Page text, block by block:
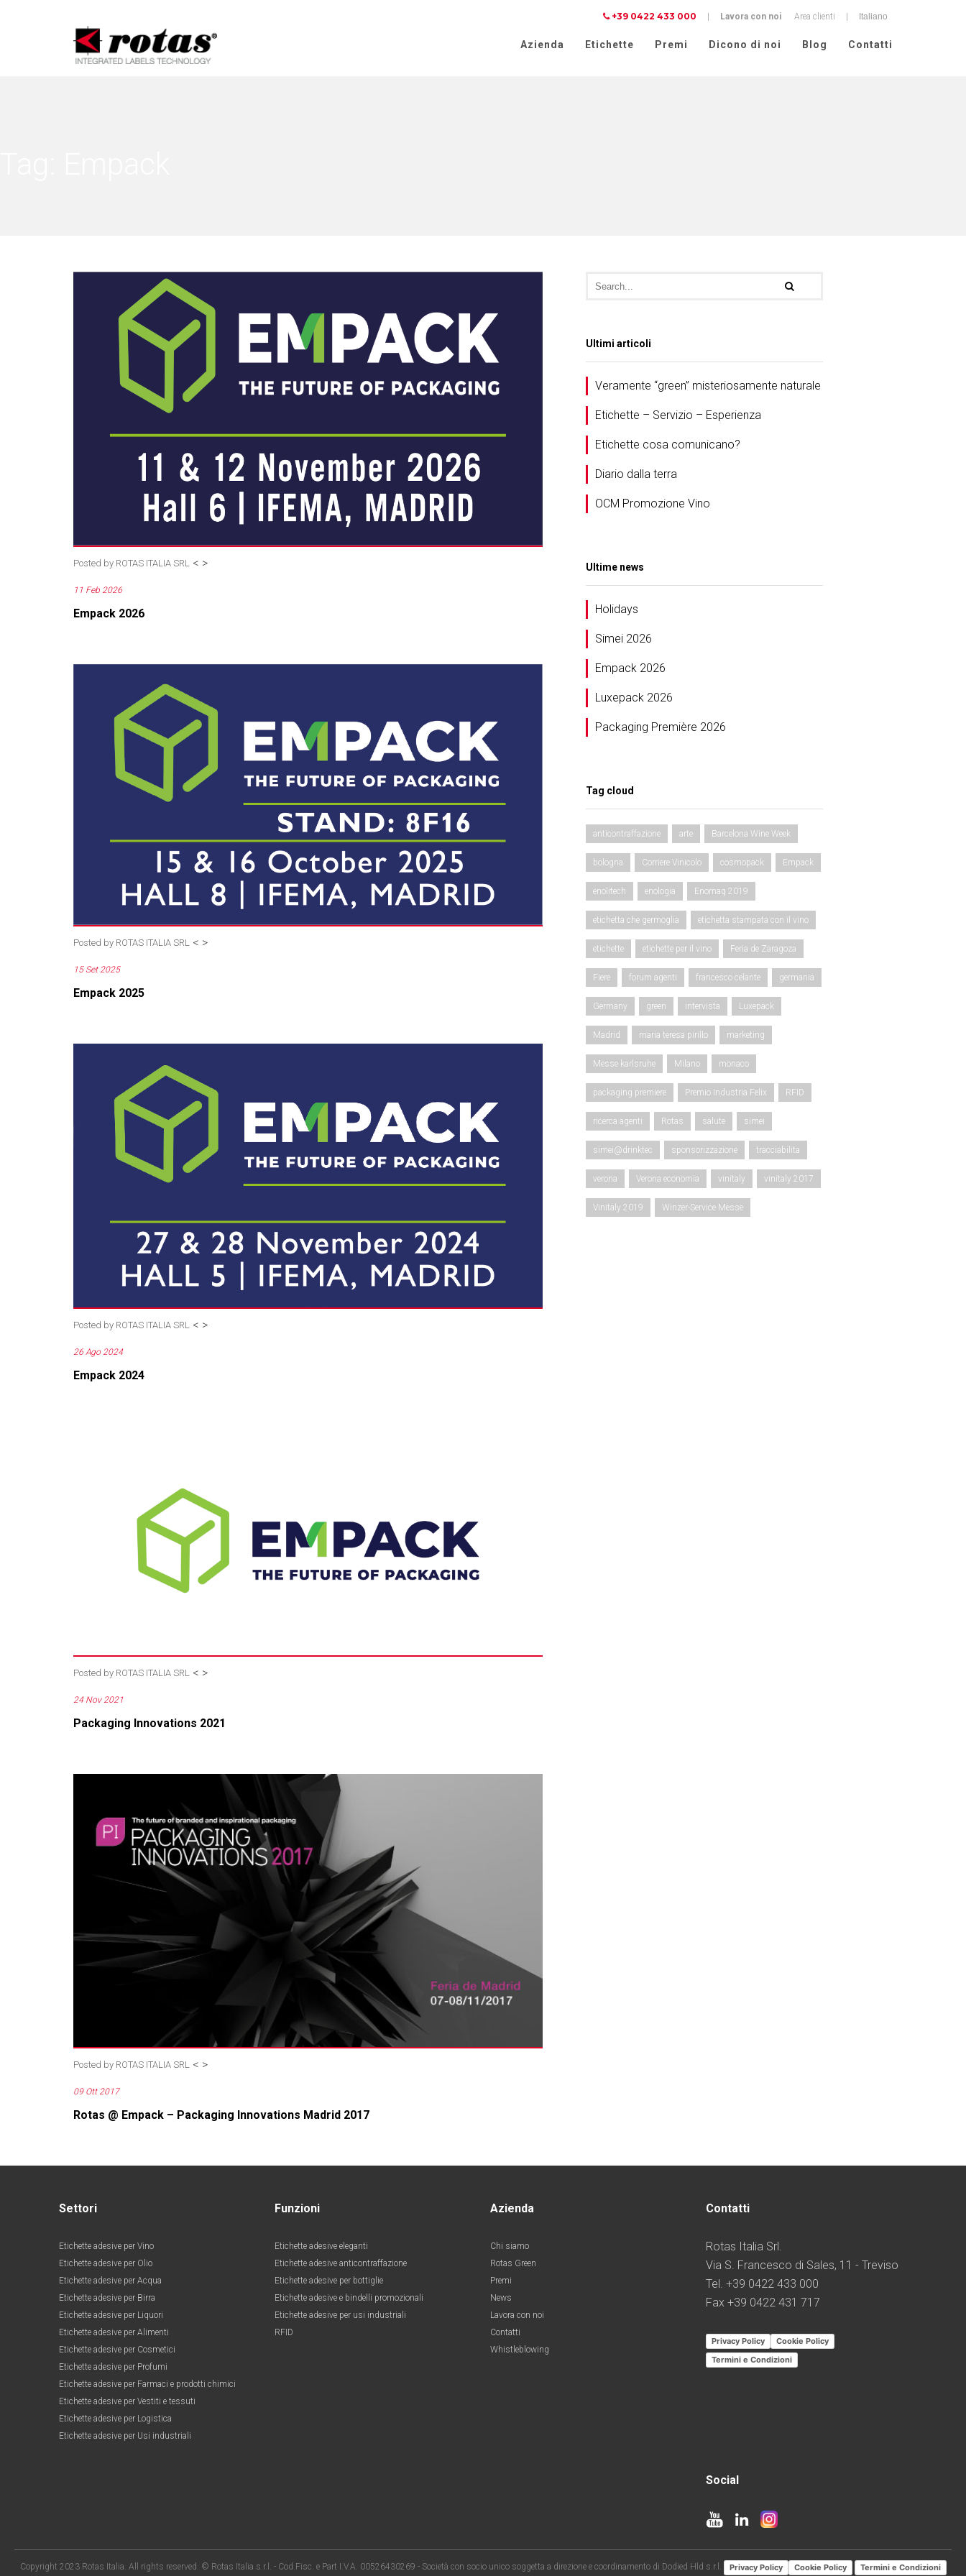
+39 0422 433 000 Lavora con noi Area clienti
Azienda Etichette Premi Dicono di noi Blog Contatti
<
Posted by ROTAS ITALIA SRL >
11 Feb 2026
Empack 2026
<
Posted by ROTAS ITALIA SRL >
15 Set 2025
Empack 2025
<
Posted by ROTAS ITALIA SRL >
26 Ago 2024
Empack 2024
<
Posted by ROTAS ITALIA SRL >
24 Nov 2021
Packaging Innovations 2021
<
Posted by ROTAS ITALIA SRL >
09 Ott 2017
Rotas @ Empack – Packaging Innovations Madrid 2017
Ultimi articoli
Veramente “green” misteriosamente naturale
Etichette – Servizio – Esperienza
Etichette cosa comunicano?
Diario dalla terra
OCM Promozione Vino
Ultime news
Holidays
Simei 2026
Empack 2026
Luxepack 2026
Packaging Première 2026
Tag cloud
anticontraffazione arte Barcelona Wine Week
bologna Corriere Vinicolo cosmopack Empack
enolitech enologia Enomaq 2019
etichetta che germoglia etichetta stampata con il vino
etichette etichette per il vino Feria de Zaragoza
Fiere forum agenti francesco celante germania
Germany green intervista Luxepack
Madrid maria teresa pirillo marketing
Messe karlsruhe Milano monaco
packaging premiere Premio Industria Felix RFID
ricerca agenti Rotas salute simei
simei@drinktec sponsorizzazione tracciabilita
verona Verona economia vinitaly vinitaly 2017
Vinitaly 2019 Winzer-Service Messe
Settori
Etichette adesive per Vino
Etichette adesive per Olio
Etichette adesive per Acqua
Etichette adesive per Birra
Etichette adesive per Liquori
Etichette adesive per Alimenti
Etichette adesive per Cosmetici
Etichette adesive per Profumi
Etichette adesive per Farmaci e prodotti chimici
Etichette adesive per Vestiti e tessuti
Etichette adesive per Logistica
Etichette adesive per Usi industriali
Funzioni
Etichette adesive eleganti
Etichette adesive anticontraffazione
Etichette adesive per bottiglie
Etichette adesive e bindelli promozionali
Etichette adesive per usi industriali
RFID
Azienda
Chi siamo
Rotas Green
Premi
News
Lavora con noi
Contatti
Whistleblowing
Contatti
Rotas Italia Srl.
Via S. Francesco di Sales, 11 - Treviso
Tel. +39 0422 433 000
Fax +39 0422 431 717
Privacy Policy
Cookie Policy
Termini e Condizioni
Social
Copyright 2023 Rotas Italia. All rights reserved. © Rotas Italia s.r.l. - Cod.Fisc. e Part I.V.A. 00526430269 - Società con socio unico soggetta a direzione e coordinamento di Dodied Hld s.r.l. Privacy Policy Cookie Policy Termini e Condizioni
Le tue preferenze relative alla privacy